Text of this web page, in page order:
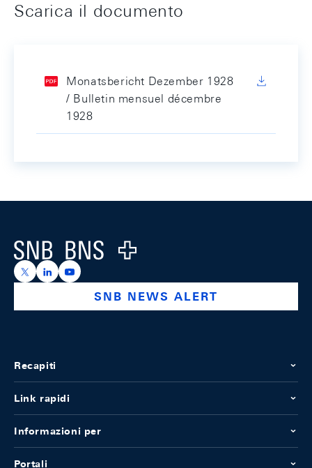
Scarica il documento
Monatsbericht Dezember 1928
/ Bulletin mensuel décembre
1928
Logo
https://x.com/snb_bns
https://ch.linkedin.com/company/swiss-national-
https://www.youtube.com/@swissnationalbank
SNB NEWS ALERT
Recapiti
Link rapidi
Informazioni per
Portali